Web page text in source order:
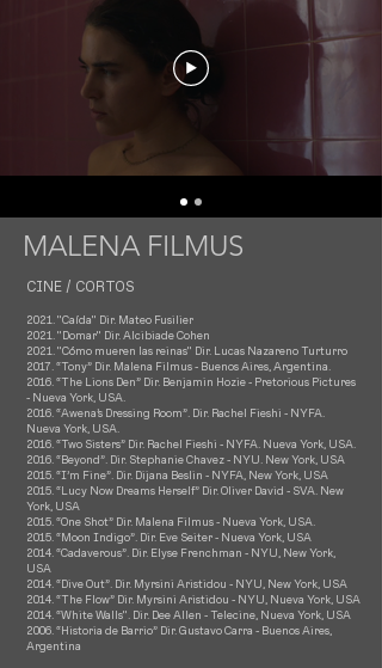
MALENA FILMUS
CINE / CORTOS
2021. "Caída" Dir. Mateo Fusilier
2021. "Domar" Dir. Alcibiade Cohen
2021. "Cómo mueren las reinas" Dir. Lucas Nazareno Turturro
2017.“Tony” Dir. Malena Filmus - Buenos Aires, Argentina.
2016. “The Lions Den” Dir. Benjamin Hozie - Pretorious Pictures
- Nueva York, USA.
2016. “Awena’s Dressing Room”. Dir. Rachel Fieshi - NYFA.
Nueva York, USA.
2016. “Two Sisters” Dir. Rachel Fieshi - NYFA. Nueva York, USA.
2016. “Beyond”. Dir. Stephanie Chavez - NYU. New York, USA
2015. “I’m Fine”. Dir. Dijana Beslin - NYFA, New York, USA
2015. “Lucy Now Dreams Herself” Dir. Oliver David - SVA. New
York, USA
2015. “One Shot” Dir. Malena Filmus - Nueva York, USA.
2015. “Moon Indigo”. Dir. Eve Seiter - Nueva York, USA
2014. “Cadaverous”. Dir. Elyse Frenchman - NYU, New York,
USA
2014. “Dive Out”. Dir. Myrsini Aristidou - NYU, New York, USA
2014. “The Flow” Dir. Myrsini Aristidou - NYU, Nueva York, USA
2014. “White Walls". Dir. Dee Allen - Telecine, Nueva York, USA
2006. “Historia de Barrio” Dir. Gustavo Carra - Buenos Aires,
Argentina